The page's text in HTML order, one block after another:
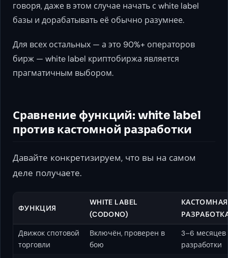
говоря, даже в этом случае начать с white label
базы и дорабатывать её обычно разумнее.
Для всех остальных — а это 90%+ операторов
бирж — white label криптобиржа является
прагматичным выбором.
Сравнение функций: white label
против кастомной разработки
Давайте конкретизируем, что вы на самом
деле получаете.
ФУНКЦИЯ
WHITE LABEL
(CODONO)
КАСТОМНАЯ
Движок спотовой
торговли
Включён, проверен в
бою
3–6 месяцев
разработки